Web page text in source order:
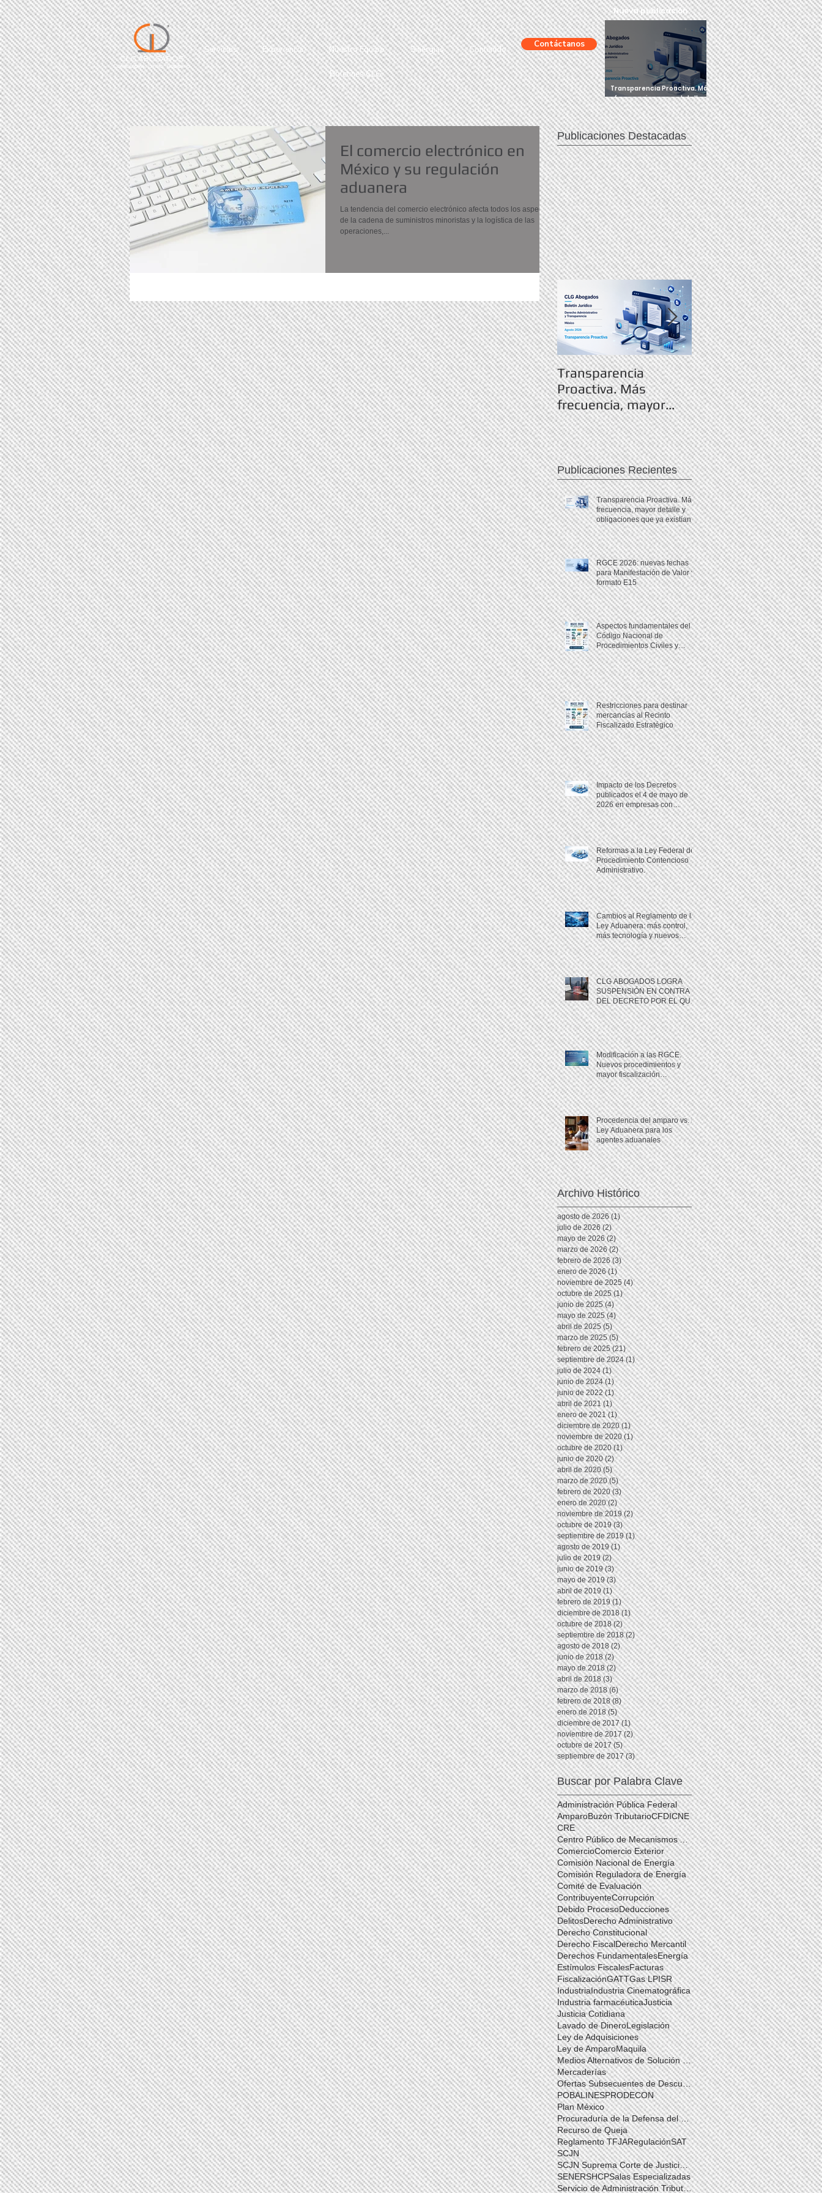
​Nueva publicación
Servicios Experiencia Nuestro Equipo Sinergias Contenido
Boletines CLG
Contáctanos
Transparencia Proactiva. Más
frecuencia, mayor detalle y
obligaciones que ya existían.
El comercio electrónico en
México y su regulación
aduanera
La tendencia del comercio electrónico afecta todos los aspectos
de la cadena de suministros minoristas y la logística de las
operaciones,...
Publicaciones Destacadas
Transparencia
Proactiva. Más
frecuencia, mayor
detalle y obligaciones
que ya existían.
RGCE 2026: nuevas
fechas para
Manifestación de
Valor y formato E15
Publicaciones Recientes
Transparencia Proactiva. Más
frecuencia, mayor detalle y
obligaciones que ya existían.
RGCE 2026: nuevas fechas
para Manifestación de Valor y
formato E15
Aspectos fundamentales del
Código Nacional de
Procedimientos Civiles y
Familiares
Restricciones para destinar
mercancías al Recinto
Fiscalizado Estratégico
Impacto de los Decretos
publicados el 4 de mayo de
2026 en empresas con
programas IMMEX,
Certificación IVA-IEPS y
PROSEC.
Reformas a la Ley Federal de
Procedimiento Contencioso
Administrativo.
Cambios al Reglamento de la
Ley Aduanera: más control,
más tecnología y nuevos
riesgos de cumplimiento.
CLG ABOGADOS LOGRA
SUSPENSIÓN EN CONTRA
DEL DECRETO POR EL QUE
SE REFORMAN, ADICIONAN
Y DEROGAN DIVERSAS
DISPOSICIONES DE LA LEY
ADUANERA.
Modificación a las RGCE.
Nuevos procedimientos y
mayor fiscalización
administrativa.
Procedencia del amparo vs. la
Ley Aduanera para los
agentes aduanales
Archivo Histórico
agosto de 2026 (1)1 entrada
julio de 2026 (2)2 entradas
mayo de 2026 (2)2 entradas
marzo de 2026 (2)2 entradas
febrero de 2026 (3)3 entradas
enero de 2026 (1)1 entrada
noviembre de 2025 (4)4 entradas
octubre de 2025 (1)1 entrada
junio de 2025 (4)4 entradas
mayo de 2025 (4)4 entradas
abril de 2025 (5)5 entradas
marzo de 2025 (5)5 entradas
febrero de 2025 (21)21 entradas
septiembre de 2024 (1)1 entrada
julio de 2024 (1)1 entrada
junio de 2024 (1)1 entrada
junio de 2022 (1)1 entrada
abril de 2021 (1)1 entrada
enero de 2021 (1)1 entrada
diciembre de 2020 (1)1 entrada
noviembre de 2020 (1)1 entrada
octubre de 2020 (1)1 entrada
junio de 2020 (2)2 entradas
abril de 2020 (5)5 entradas
marzo de 2020 (5)5 entradas
febrero de 2020 (3)3 entradas
enero de 2020 (2)2 entradas
noviembre de 2019 (2)2 entradas
octubre de 2019 (3)3 entradas
septiembre de 2019 (1)1 entrada
agosto de 2019 (1)1 entrada
julio de 2019 (2)2 entradas
junio de 2019 (3)3 entradas
mayo de 2019 (3)3 entradas
abril de 2019 (1)1 entrada
febrero de 2019 (1)1 entrada
diciembre de 2018 (1)1 entrada
octubre de 2018 (2)2 entradas
septiembre de 2018 (2)2 entradas
agosto de 2018 (2)2 entradas
junio de 2018 (2)2 entradas
mayo de 2018 (2)2 entradas
abril de 2018 (3)3 entradas
marzo de 2018 (6)6 entradas
febrero de 2018 (8)8 entradas
enero de 2018 (5)5 entradas
diciembre de 2017 (1)1 entrada
noviembre de 2017 (2)2 entradas
octubre de 2017 (5)5 entradas
septiembre de 2017 (3)3 entradas
Buscar por Palabra Clave
Administración Pública Federal
AmparoBuzón TributarioCFDICNE
CRE
Centro Público de Mecanismos Alternativos de Solución de Controversias
ComercioComercio Exterior
Comisión Nacional de Energía
Comisión Reguladora de Energía
Comité de Evaluación
ContribuyenteCorrupción
Debido ProcesoDeducciones
DelitosDerecho Administrativo
Derecho Constitucional
Derecho FiscalDerecho Mercantil
Derechos FundamentalesEnergía
Estímulos FiscalesFacturas
FiscalizaciónGATTGas LPISR
IndustriaIndustria Cinematográfica
Industria farmacéuticaJusticia
Justicia Cotidiana
Lavado de DineroLegislación
Ley de Adquisiciones
Ley de AmparoMaquila
Medios Alternativos de Solución de Controversias
Mercaderías
Ofertas Subsecuentes de Descuento
POBALINESPRODECON
Plan México
Procuraduría de la Defensa del Contribuyente
Recurso de Queja
Reglamento TFJARegulaciónSAT
SCJN
SCJN Suprema Corte de Justicia de la Nación
SENERSHCPSalas Especializadas
Servicio de Administración Tributaria